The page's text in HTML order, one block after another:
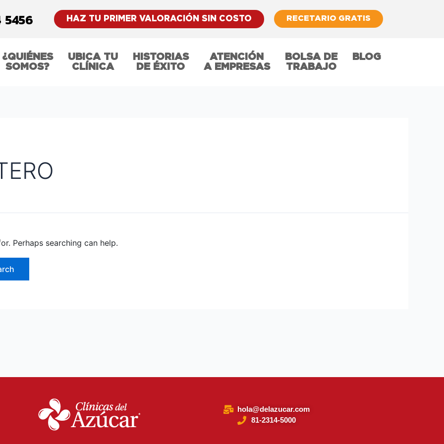
HAZ TU PRIMER VALORACIÓN SIN COSTO RECETARIO GRATIS
¿QUIÉNES
SOMOS?
UBICA TU
CLÍNICA
HISTORIAS
DE ÉXITO
ATENCIÓN
A EMPRESAS
BOLSA DE
TRABAJO
BLOG
Perhaps searching can help.
hola@delazucar.com
81-2314-5000